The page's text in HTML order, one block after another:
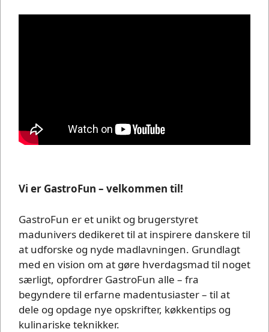
Vi er GastroFun – velkommen til!
GastroFun er et unikt og brugerstyret
madunivers dedikeret til at inspirere danskere til
at udforske og nyde madlavningen. Grundlagt
med en vision om at gøre hverdagsmad til noget
særligt, opfordrer GastroFun alle – fra
begyndere til erfarne madentusiaster – til at
dele og opdage nye opskrifter, køkkentips og
kulinariske teknikker.